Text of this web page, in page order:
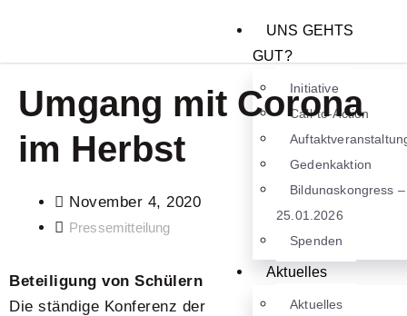
UNS GEHTS
GUT?
Initiative
Call-to-Action
Gedenkaktion
Bildungskongress –
25.01.2026
Spenden
Aktuelles
Aktuelles
Umgang mit Corona
im Herbst
November 4, 2020
Pressemitteilung
Beteiligung von Schülern
Die ständige Konferenz der